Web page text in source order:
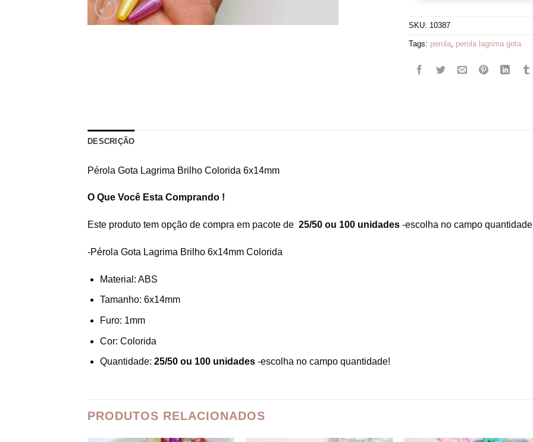
SKU: 10387
Tags: perola perola lagrima gota
DESCRIÇÃO
Pérola Gota Lagrima Brilho Colorida 6x14mm
O Que Você Esta Comprando !
Este produto tem opção de compra em pacote de 25/50 ou 100 unidades -escolha no campo
-Pérola Gota Lagrima Brilho 6x14mm Colorida
Material: ABS
Tamanho: 6x14mm
Furo: 1mm
Cor: Colorida
Quantidade: 25/50 ou 100 unidades-escolha no campo quantidade!
PRODUTOS RELACIONADOS